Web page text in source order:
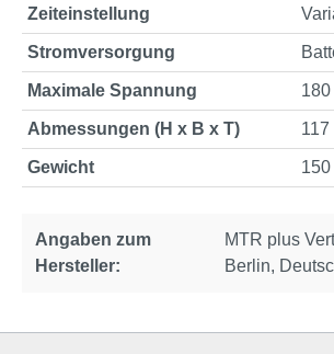
Zeiteinstellung
Stromversorgung
Maximale Spannung
Abmessungen (H x B x T)
Gewicht
Angaben zum
Hersteller:
MTR plus
Berlin,